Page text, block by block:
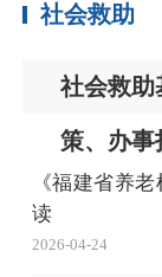
社会救助
社会救助
策、办事
《福建省养
读
2026-04-24